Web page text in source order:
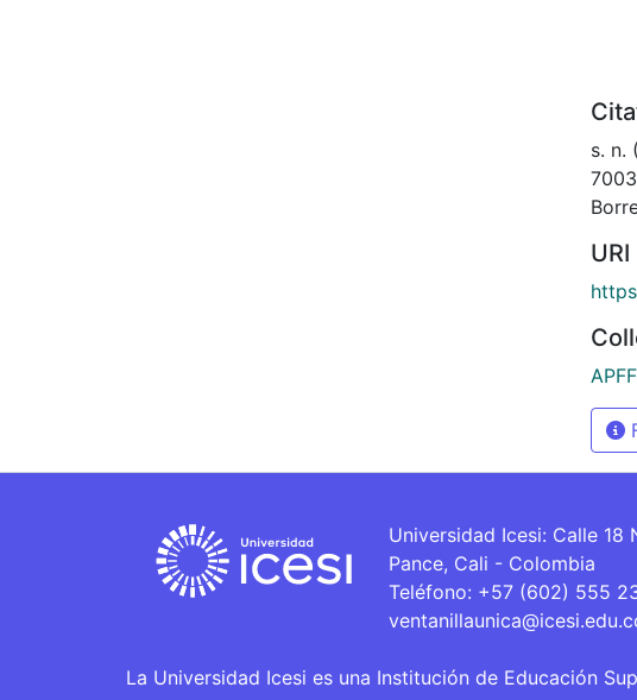
s. n.
URI
Universidad Icesi: Calle 18
Pance, Cali - Colombia
Teléfono: +57 (602) 555
La Universidad Icesi es una Institución de Educación